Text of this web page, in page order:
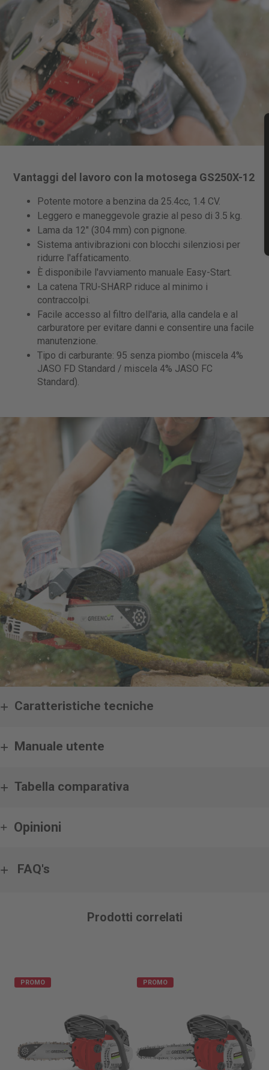
Vantaggi del lavoro con la motosega GS250X-12
Potente motore a benzina da 25.4cc, 1.4 CV.
Leggero e maneggevole grazie al peso di 3.5 kg.
Lama da 12" (304 mm) con pignone.
Sistema antivibrazioni con blocchi silenziosi per
ridurre l'affaticamento.
È disponibile l'avviamento manuale Easy-Start.
La catena TRU-SHARP riduce al minimo i
contraccolpi.
Facile accesso al filtro dell'aria, alla candela e al
carburatore per evitare danni e consentire una facile
manutenzione.
Tipo di carburante: 95 senza piombo (miscela 4%
JASO FD Standard / miscela 4% JASO FC
Standard).
Caratteristiche tecniche
Manuale utente
Tabella comparativa
Opinioni
FAQ's
Prodotti correlati
PROMO PROMO